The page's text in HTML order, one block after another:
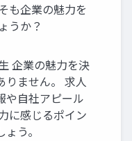
も企業の魅力を
うか？
企業の魅力を決
りません。 求人
や自社アピール
に感じるポイン
う。